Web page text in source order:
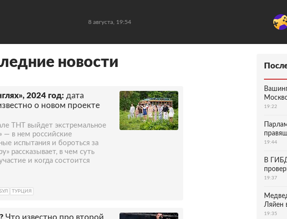
8 августа, 19:54
новости
2024 год: дата
о новом проекте
ТНТ выйдет экстремальное
— в нем российские
испытания и бороться за
рассказывает, в чем суть
и когда состоится
ТУРЦИЯ
Что известно про второй
19:22
19:44
В
19:37
Ляйен
19:35